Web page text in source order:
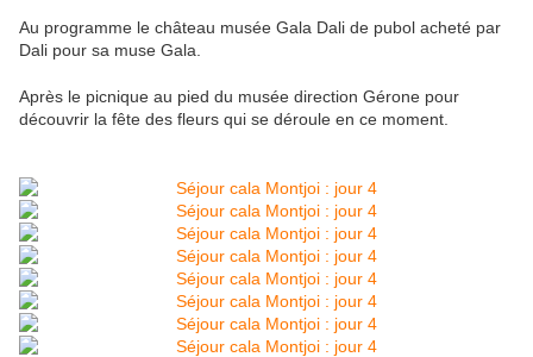
Au programme le château musée Gala Dali de pubol acheté par
Dali pour sa muse Gala.
Après le picnique au pied du musée direction Gérone pour
découvrir la fête des fleurs qui se déroule en ce moment.